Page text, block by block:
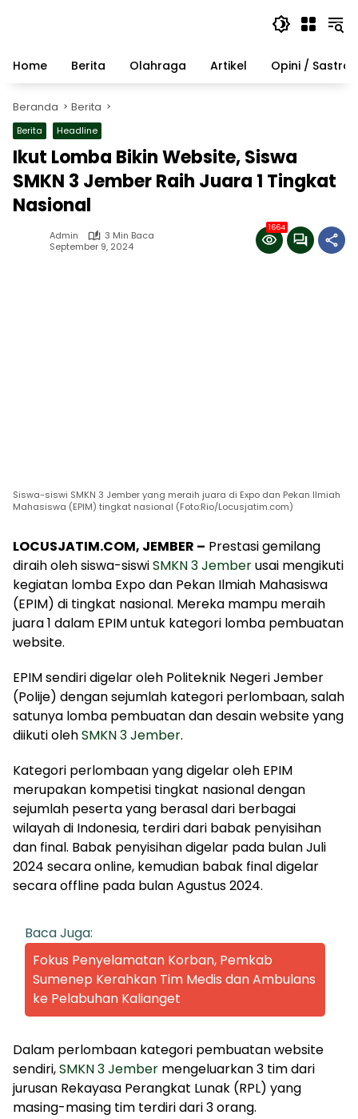
Home
Berita Olahraga Artikel Opini / Sastra
Beranda Berita
Berita Headline
Ikut Lomba Bikin Website, Siswa
SMKN 3 Jember Raih Juara 1 Tingkat
Nasional
Admin
3 Min Baca
September 9, 2024
1664
Siswa-siswi SMKN 3 Jember yang meraih juara di Expo dan Pekan Ilmiah
Mahasiswa (EPIM) tingkat nasional (Foto:Rio/Locusjatim.com)
LOCUSJATIM.COM, JEMBER – Prestasi gemilang
diraih oleh siswa-siswiSMKN 3 Jemberusai mengikuti
kegiatan lomba Expo dan Pekan Ilmiah Mahasiswa
(EPIM) di tingkat nasional. Mereka mampu meraih
juara 1 dalam EPIM untuk kategori lomba pembuatan
website.
EPIM sendiri digelar oleh Politeknik Negeri Jember
(Polije) dengan sejumlah kategori perlombaan, salah
satunya lomba pembuatan dan desain website yang
diikuti olehSMKN 3 Jember.
Kategori perlombaan yang digelar oleh EPIM
merupakan kompetisi tingkat nasional dengan
sejumlah peserta yang berasal dari berbagai
wilayah di Indonesia, terdiri dari babak penyisihan
dan final. Babak penyisihan digelar pada bulan Juli
2024 secara online, kemudian babak final digelar
secara offline pada bulan Agustus 2024.
Baca Juga:
Fokus Penyelamatan Korban, Pemkab
Sumenep Kerahkan Tim Medis dan Ambulans
ke Pelabuhan Kalianget
Dalam perlombaan kategori pembuatan website
sendiri,SMKN 3 Jember mengeluarkan 3 tim dari
jurusan Rekayasa Perangkat Lunak (RPL) yang
masing-masing tim terdiri dari 3 orang.